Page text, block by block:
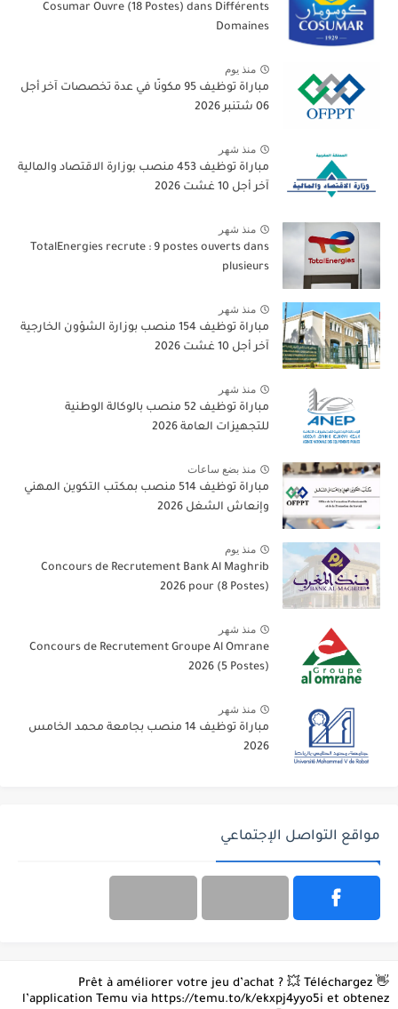
Cosumar Ouvre (18 Postes) dans Différents
Domaines
منذ يوم
مباراة توظيف 95 مكونًا في عدة تخصصات آخر أجل
06 شتنبر 2026
منذ شهر
مباراة توظيف 453 منصب بوزارة الاقتصاد والمالية
آخر أجل 10 غشت 2026
منذ شهر
TotalEnergies recrute : 9 postes ouverts dans
plusieurs
منذ شهر
مباراة توظيف 154 منصب بوزارة الشؤون الخارجية
آخر أجل 10 غشت 2026
منذ شهر
مباراة توظيف 52 منصب بالوكالة الوطنية
للتجهيزات العامة 2026
منذ بضع ساعات
مباراة توظيف 514 منصب بمكتب التكوين المهني
وإنعاش الشغل 2026
منذ يوم
Concours de Recrutement Bank Al Maghrib
2026 pour (8 Postes)
منذ شهر
Concours de Recrutement Groupe Al Omrane
2026 (5 Postes)
منذ شهر
مباراة توظيف 14 منصب بجامعة محمد الخامس
2026
مواقع التواصل الإجتماعي
👋 Prêt à améliorer votre jeu d’achat ? 💥 Téléchargez
l’application Temu via https://temu.to/k/ekxpj4yyo5i et obtenez